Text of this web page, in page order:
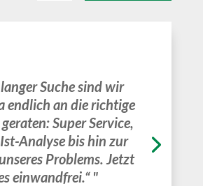
Suche sind wir
endlich an die richtige
Super Service,
Analyse bis hin zur
Problems. Jetzt
einwandfrei.“ "